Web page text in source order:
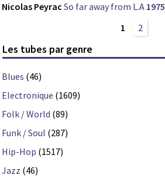
Nicolas Peyrac So far away from L.A 1975
1
2
Les tubes par genre
Blues (46)
Electronique (1609)
Folk / World (89)
Funk / Soul (287)
Hip-Hop (1517)
Jazz (46)